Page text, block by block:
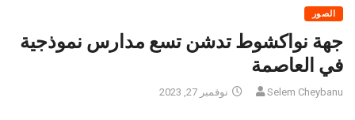
الصور
جهة نواكشوط تدشن تسع مدارس نموذجية
في العاصمة
Selem Cheybanu نوفمبر 27, 2023